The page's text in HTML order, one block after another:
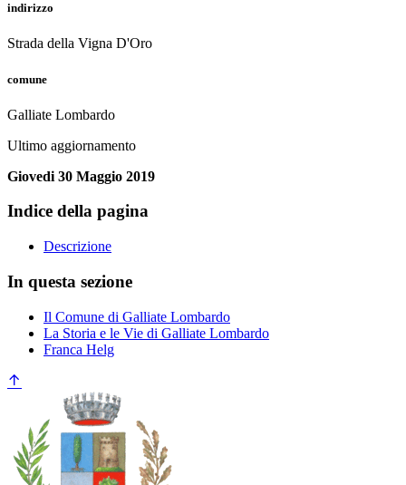
indirizzo
Strada della Vigna D'Oro
comune
Galliate Lombardo
Ultimo aggiornamento
Giovedi 30 Maggio 2019
Indice della pagina
Descrizione
In questa sezione
Il Comune di Galliate Lombardo
La Storia e le Vie di Galliate Lombardo
Franca Helg